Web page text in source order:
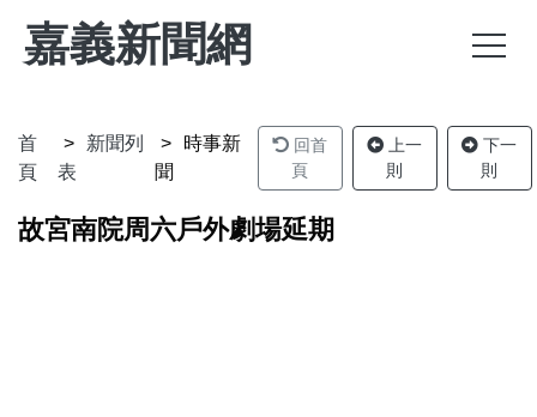
嘉義新聞網
首
頁
新聞列
表
時事新
聞
回首
頁
上一
則
下一
則
故宮南院周六戶外劇場延期